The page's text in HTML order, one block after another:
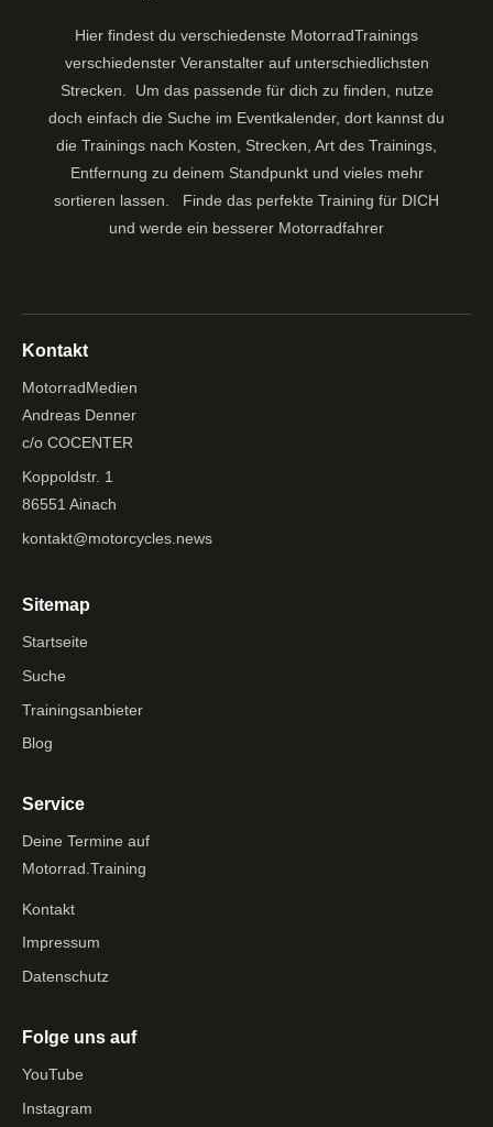
Hier findest du verschiedenste MotorradTrainings
verschiedenster Veranstalter auf unterschiedlichsten
Strecken. Um das passende für dich zu finden, nutze
doch einfach die Suche im Eventkalender, dort kannst du
die Trainings nach Kosten, Strecken, Art des Trainings,
Entfernung zu deinem Standpunkt und vieles mehr
sortieren lassen. Finde das perfekte Training für DICH
und werde ein besserer Motorradfahrer
Kontakt
MotorradMedien
Andreas Denner
c/o COCENTER
Koppoldstr. 1
86551 Ainach
kontakt@motorcycles.news
Sitemap
Startseite
Suche
Trainingsanbieter
Blog
Service
Deine Termine auf
Motorrad.Training
Kontakt
Impressum
Datenschutz
Folge uns auf
YouTube
Instagram